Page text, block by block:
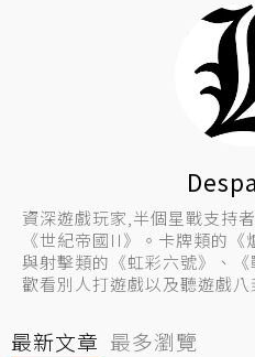
資深遊戲玩家,半個星戰支持
《世紀帝國II》。卡牌類的《
與射擊類的《虹彩六號》、
歡看別人打遊戲以及聽遊戲八
最新文章 最多瀏覽